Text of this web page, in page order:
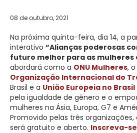
08 de outubro, 2021
Na próxima quinta-feira, dia 14, a
interativo “Alianças poderosas
futuro melhor para as mulheres
abordará como a ONU Mulheres,
Organização Internacional do
Brasil e a União Europeia no Brasil
pela igualdade de gênero e o
mulheres na Ásia, Europa, G7 e
Promovido pelas três
será gratuito e aberto. Inscreva-